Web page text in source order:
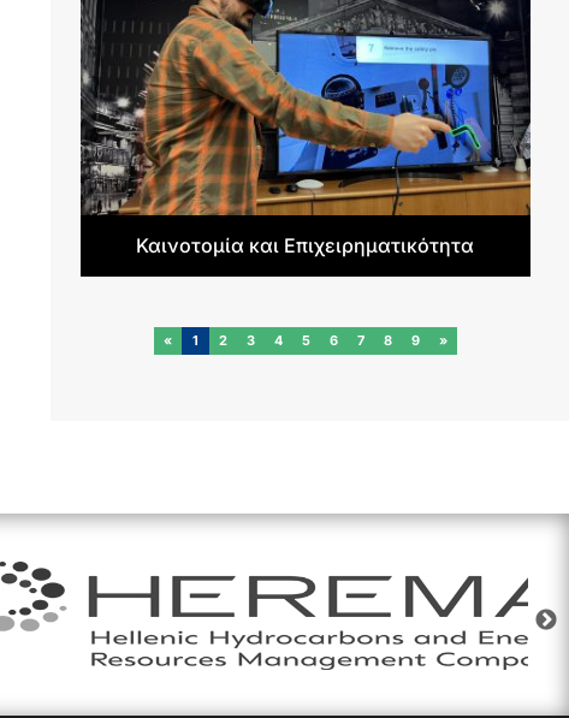
Καινοτομία και Επιχειρηματικότητα
« 1 2 3 4 5 6 7 8 9 »